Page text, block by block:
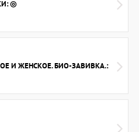
◎
И ЖЕНСКОЕ. БИО-ЗАВИВКА.: